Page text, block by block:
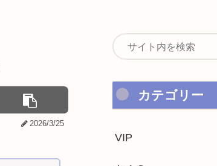
2026/3/25
カテゴリー
VIP